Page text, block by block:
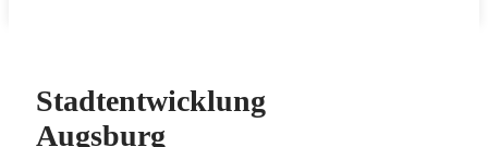
Stadtentwicklung
Augsburg